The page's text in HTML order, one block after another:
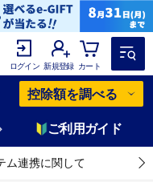
ログイン 新規登録 カート
控除額を調べる
ご利用ガイド
ム連携に関して